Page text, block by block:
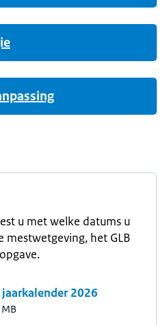
u met welke datums u
het GLB
jaarkalender 2026